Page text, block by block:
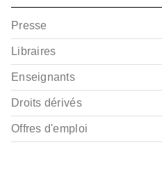
Presse
Libraires
Enseignants
Droits dérivés
Offres d'emploi